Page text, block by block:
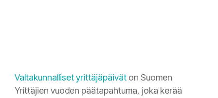
Valtakunnalliset yrittäjäpäivät on Suomen
Yrittäjien vuoden päätapahtuma, joka kerää